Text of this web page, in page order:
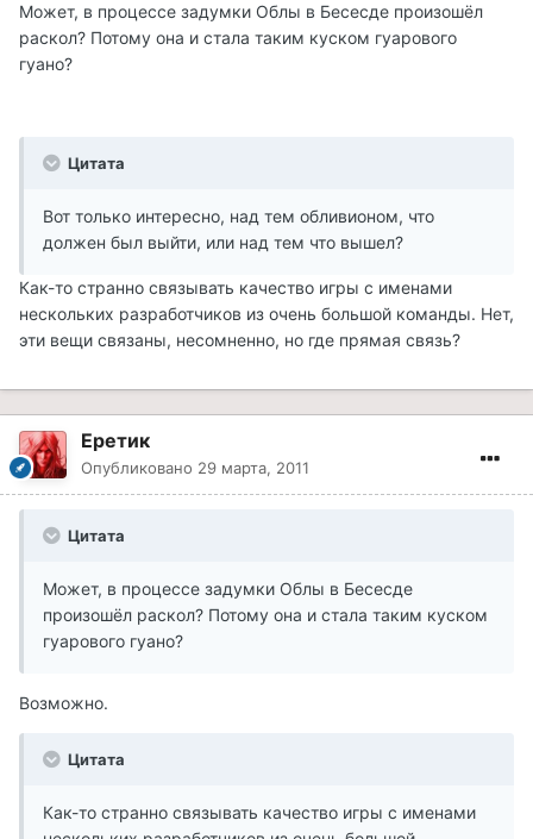
Может, в процессе задумки Облы в Бесесде произошёл
раскол? Потому она и стала таким куском гуарового
гуано?
Цитата
Вот только интересно, над тем обливионом, что
должен был выйти, или над тем что вышел?
Как-то странно связывать качество игры с именами
нескольких разработчиков из очень большой команды. Нет,
эти вещи связаны, несомненно, но где прямая связь?
Еретик
Опубликовано 29 марта, 2011
Цитата
Может, в процессе задумки Облы в Бесесде
произошёл раскол? Потому она и стала таким куском
гуарового гуано?
Возможно.
Цитата
Как-то странно связывать качество игры с именами